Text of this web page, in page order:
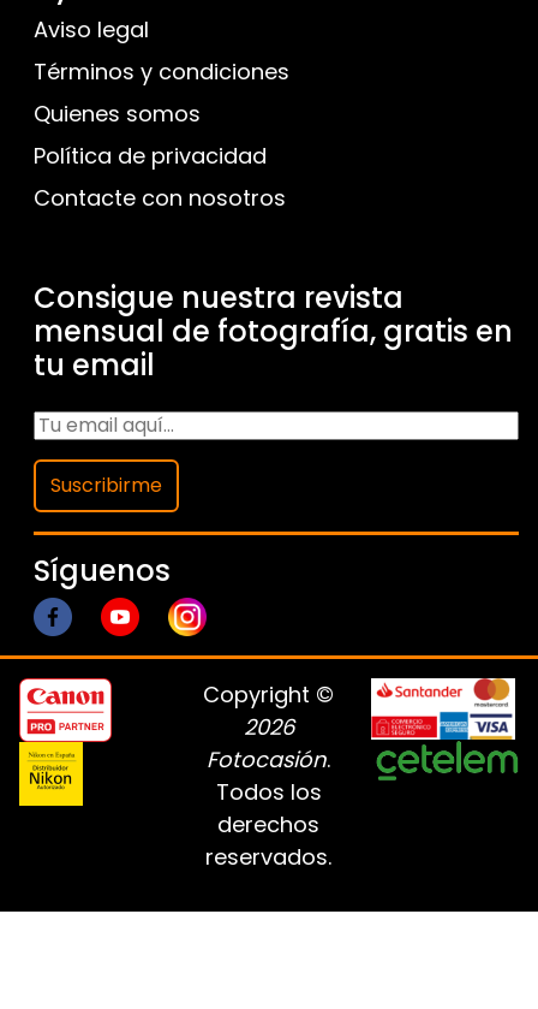
Aviso legal
Términos y condiciones
Quienes somos
Política de privacidad
Contacte con nosotros
Consigue nuestra revista
mensual de fotografía, gratis en
tu email
Suscribirme
Síguenos
Copyright ©
2026
Fotocasión.
Todos los
derechos
reservados.